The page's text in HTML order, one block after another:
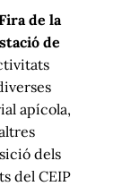
de la
de
apícola,
dels
del CEIP